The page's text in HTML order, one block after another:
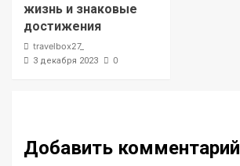
жизнь и знаковые
достижения
travelbox27_
3 декабря 2023 0
Добавить комментарий